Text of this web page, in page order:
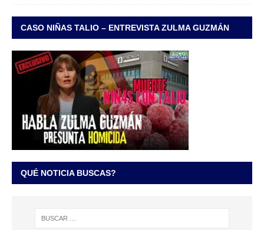
CASO NIÑAS TALIO – ENTREVISTA ZULMA GUZMÁN
QUÉ NOTICIA BUSCAS?